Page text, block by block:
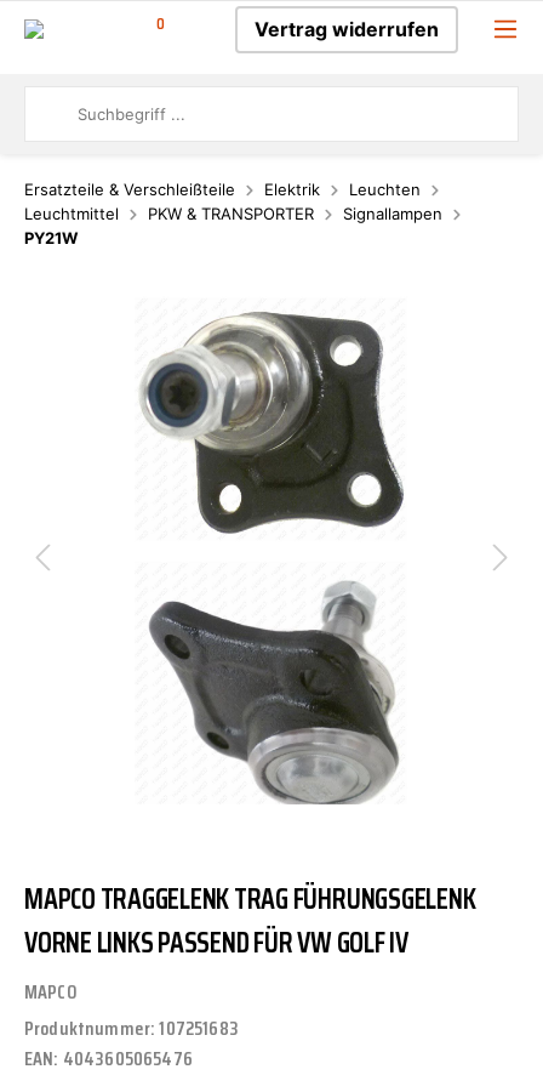
0 Vertrag widerrufen
Ersatzteile & Verschleißteile Elektrik
Leuchten
Leuchtmittel
PKW & TRANSPORTER
Signallampen
PY21W
MAPCO TRAGGELENK TRAG FÜHRUNGSGELENK
VORNE LINKS PASSEND FÜR VW GOLF IV
MAPCO
Produktnummer:107251683
EAN: 4043605065476